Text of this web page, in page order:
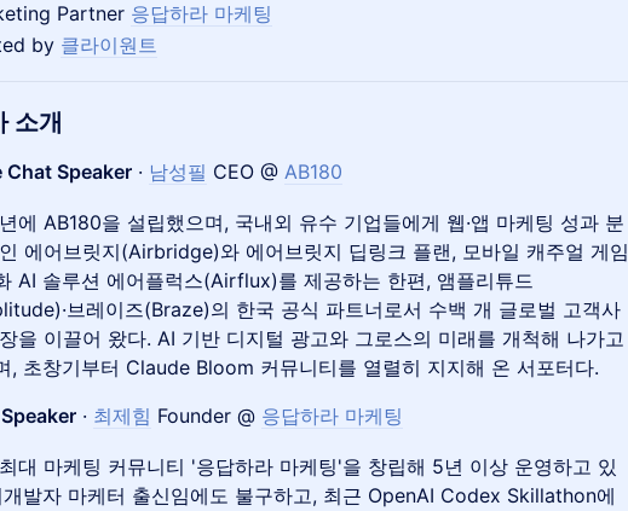
Partner 응답하라 마케팅
by 클라이원트
소개
Chat Speaker · 남성필 CEO @ AB180
에 AB180을 설립했으며, 국내외 유수 기업들에게 웹·앱 마케팅 성과 분
에어브릿지(Airbridge)와 에어브릿지 딥링크 플랜, 모바일 캐주얼 게임
AI 솔루션 에어플럭스(Airflux)를 제공하는 한편, 앰플리튜드
브레이즈(Braze)의 한국 공식 파트너로서 수백 개 글로벌 고객사
을 이끌어 왔다. AI 기반 디지털 광고와 그로스의 미래를 개척해 나가고
, 초창기부터 Claude Bloom 커뮤니티를 열렬히 지지해 온 서포터다.
· 최제힘 Founder @ 응답하라 마케팅
대 마케팅 커뮤니티 '응답하라 마케팅'을 창립해 5년 이상 운영하고 있
개발자 마케터 출신임에도 불구하고, 최근 OpenAI Codex Skillathon에